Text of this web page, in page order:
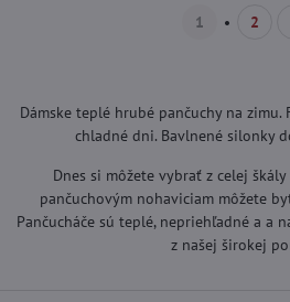
1 2
Dámske teplé hrubé pančuchy na zimu.
chladné dni. Bavlnené silonky
Dnes si môžete vybrať z celej
pančuchovým nohaviciam môžete
Pančucháče sú teplé, nepriehľadné a a
z našej širokej